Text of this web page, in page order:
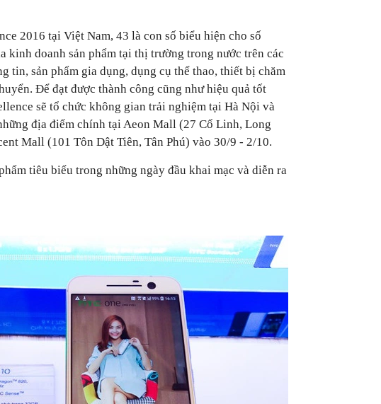
2016 tại Việt Nam, 43 là con số biểu hiện cho số
kinh doanh sản phẩm tại thị trường trong nước trên các
tin, sản phẩm gia dụng, dụng cụ thể thao, thiết bị chăm
Để đạt được thành công cũng như hiệu quả tốt
sẽ tổ chức không gian trải nghiệm tại Hà Nội và
địa điểm chính tại Aeon Mall (27 Cổ Linh, Long
Mall (101 Tôn Dật Tiên, Tân Phú) vào 30/9 - 2/10.
tiêu biểu trong những ngày đầu khai mạc và diễn ra